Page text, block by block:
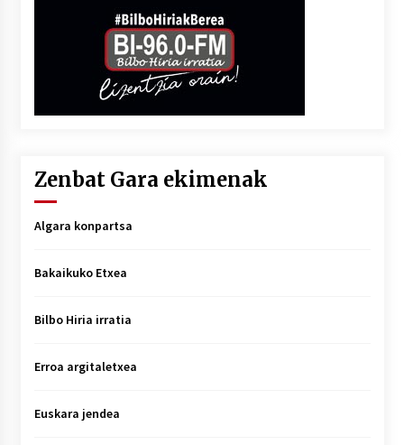
Zenbat Gara ekimenak
Algara konpartsa
Bakaikuko Etxea
Bilbo Hiria irratia
Erroa argitaletxea
Euskara jendea